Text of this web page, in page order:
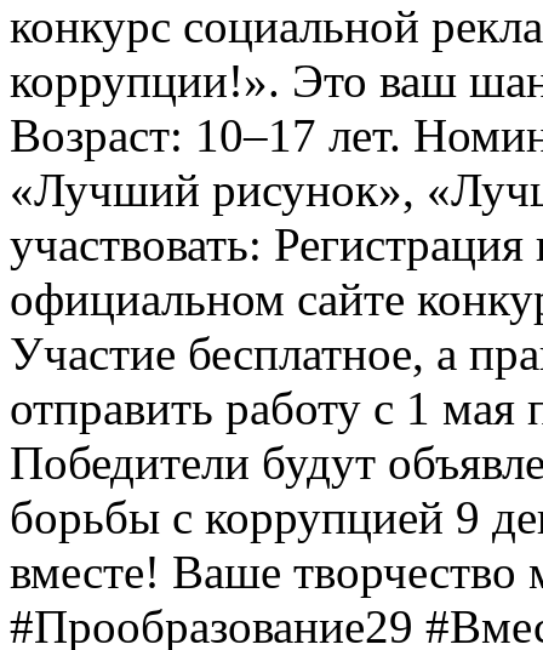
конкурс социальной
коррупции!». Это ваш
Возраст: 10–17 лет.
«Лучший рисунок»,
участвовать:
официальном сайте
Участие бесплатное, а
отправить работу с 1 мая
Победители будут
борьбы с коррупцией 9
вместе! Ваше творчество
#Прообразование29